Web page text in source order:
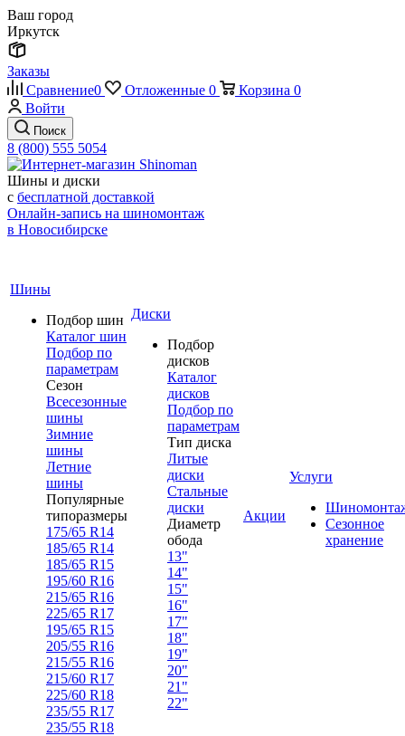
Ваш город
Иркутск
Заказы
Сравнение0 Отложенные 0 Корзина 0
Войти
Поиск
8 (800) 555 5054
Шины и диски
с бесплатной доставкой
Онлайн-запись на шиномонтаж
в Новосибирске
Шины
Подбор шин
Каталог шин
Подбор по
параметрам
Сезон
Всесезонные
шины
Зимние
шины
Летние
шины
Популярные
типоразмеры
175/65 R14
185/65 R14
185/65 R15
195/60 R16
215/65 R16
225/65 R17
195/65 R15
205/55 R16
215/55 R16
215/60 R17
225/60 R18
235/55 R17
235/55 R18
Диски
Подбор
дисков
Каталог
дисков
Подбор по
параметрам
Тип диска
Литые
диски
Стальные
диски
Диаметр
обода
13"
14"
15"
16"
17"
18"
19"
20"
21"
22"
Акции
Услуги
Сезонное
хранение